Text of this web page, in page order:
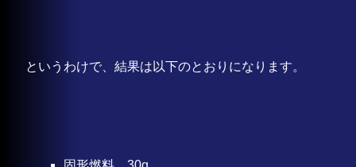
というわけで、結果は以下のとおりになります。